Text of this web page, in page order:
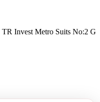
Invest Metro Suits No:2 G